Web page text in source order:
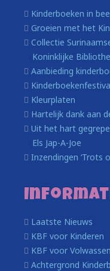
Kinderboeken in
Groeien met het
Collectie
Koninklijke
Aanbieding
Kleurplaten
Hartelijk dank aan
Uit het hart
Els Jap-A-Joe
Inzendingen ‘Trots
Laatste Nieuws
KBF voor Kinderen
KBF voor
Achtergrond